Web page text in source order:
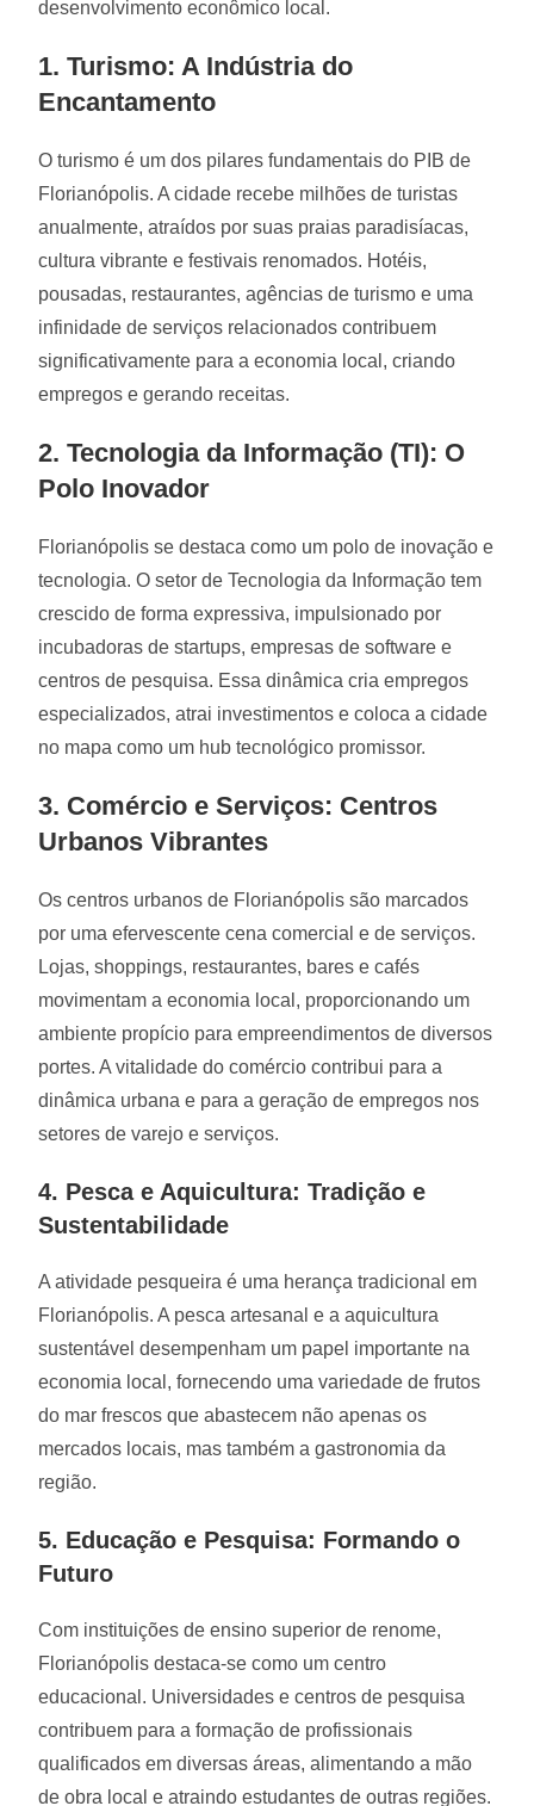
desenvolvimento econômico local.
1. Turismo: A Indústria do
Encantamento
O turismo é um dos pilares fundamentais do PIB de
Florianópolis. A cidade recebe milhões de turistas
anualmente, atraídos por suas praias paradisíacas,
cultura vibrante e festivais renomados. Hotéis,
pousadas, restaurantes, agências de turismo e uma
infinidade de serviços relacionados contribuem
significativamente para a economia local, criando
empregos e gerando receitas.
2. Tecnologia da Informação (TI): O
Polo Inovador
Florianópolis se destaca como um polo de inovação e
tecnologia. O setor de Tecnologia da Informação tem
crescido de forma expressiva, impulsionado por
incubadoras de startups, empresas de software e
centros de pesquisa. Essa dinâmica cria empregos
especializados, atrai investimentos e coloca a cidade
no mapa como um hub tecnológico promissor.
3. Comércio e Serviços: Centros
Urbanos Vibrantes
Os centros urbanos de Florianópolis são marcados
por uma efervescente cena comercial e de serviços.
Lojas, shoppings, restaurantes, bares e cafés
movimentam a economia local, proporcionando um
ambiente propício para empreendimentos de diversos
portes. A vitalidade do comércio contribui para a
dinâmica urbana e para a geração de empregos nos
setores de varejo e serviços.
4. Pesca e Aquicultura: Tradição e
Sustentabilidade
A atividade pesqueira é uma herança tradicional em
Florianópolis. A pesca artesanal e a aquicultura
sustentável desempenham um papel importante na
economia local, fornecendo uma variedade de frutos
do mar frescos que abastecem não apenas os
mercados locais, mas também a gastronomia da
região.
5. Educação e Pesquisa: Formando o
Futuro
Com instituições de ensino superior de renome,
Florianópolis destaca-se como um centro
educacional. Universidades e centros de pesquisa
contribuem para a formação de profissionais
qualificados em diversas áreas, alimentando a mão
de obra local e atraindo estudantes de outras regiões.